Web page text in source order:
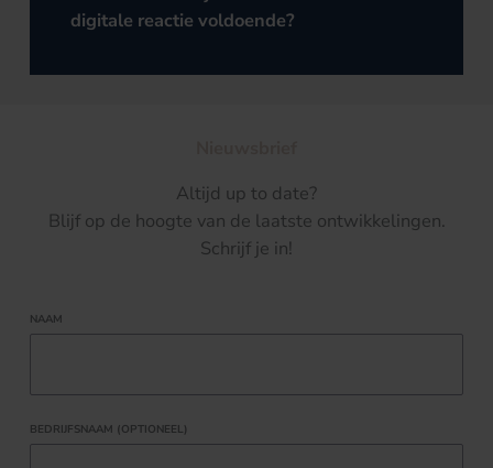
digitale reactie voldoende?
Altijd up to date?
Blijf op de hoogte van de laatste ontwikkelingen.
Schrijf je in!
NAAM
BEDRIJFSNAAM (OPTIONEEL)